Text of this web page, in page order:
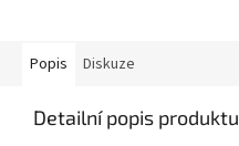
Popis Diskuze
Detailní popis produktu